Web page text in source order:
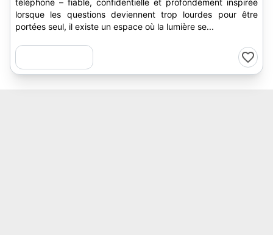
téléphone – fiable, confidentielle et profondément inspirée
lorsque les questions deviennent trop lourdes pour être
portées seul, il existe un espace où la lumière se...